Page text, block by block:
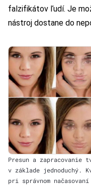
falzifikátov ľudí. Je
nástroj dostane do
Presun a zapracovanie
v základe jednoduchý.
pri správnom načasovaní